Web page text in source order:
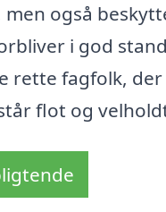
også
i god
rette fagfolk,
flot og